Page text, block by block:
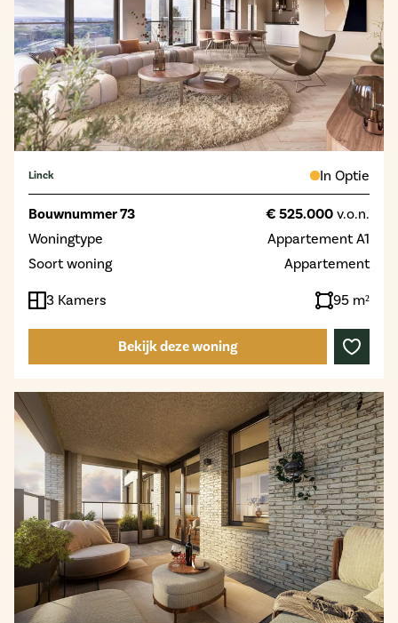
Linck In Optie
Bouwnummer 73 € 525.000 v.o.n.
Woningtype
Appartement A1
Soort woning
Appartement
3 Kamers 95 m²
Bekijk deze woning